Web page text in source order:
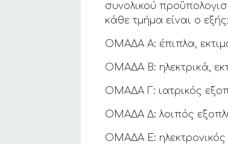
συνολικού
κάθε τμήμα είναι ο εξής:
ΟΜΑΔΑ Α: έπιπλα,
ΟΜΑΔΑ Β: ηλεκτρικά,
ΟΜΑΔΑ Γ: ιατρικός
ΟΜΑΔΑ Δ: λοιπός
ΟΜΑΔΑ Ε: ηλεκτρονικός